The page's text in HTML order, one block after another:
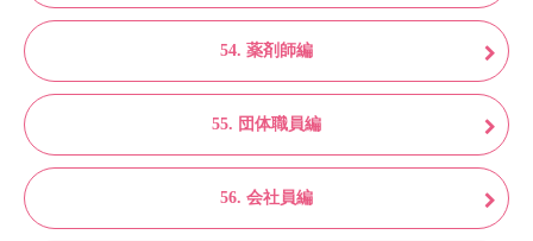
54. 薬剤師編
55. 団体職員編
56. 会社員編